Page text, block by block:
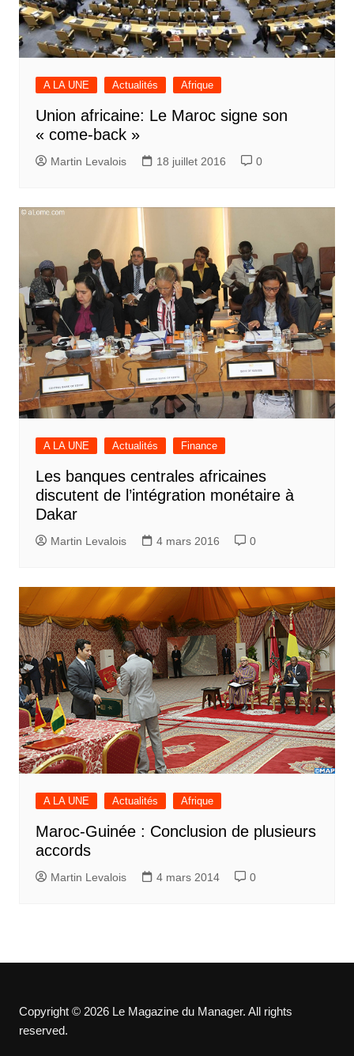
A LA UNE Actualités Afrique
Union africaine: Le Maroc signe son
« come-back »
Martin Levalois 18 juillet 2016 0
A LA UNE Actualités Finance
Les banques centrales africaines
discutent de l’intégration monétaire à
Dakar
Martin Levalois 4 mars 2016 0
A LA UNE Actualités Afrique
Maroc-Guinée : Conclusion de plusieurs
accords
Martin Levalois 4 mars 2014 0
Copyright © 2026 Le Magazine du Manager. All rights
reserved.